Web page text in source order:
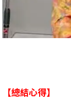
【總結心得】